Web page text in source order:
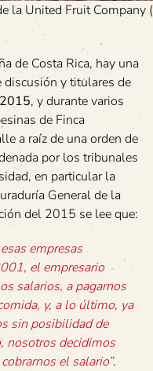
la United Fruit Company
de Costa Rica, hay una
discusión y titulares de
2015, y durante varios
de Finca
a raíz de una orden de
por los tribunales
en particular la
General de la
del 2015 se lee que:
empresas
el empresario
salarios, a pagarnos
y, a lo último, ya
sin posibilidad de
nosotros decidimos
el salario”.